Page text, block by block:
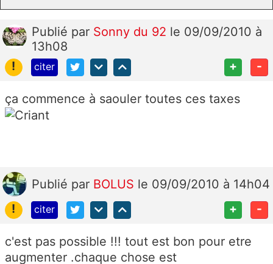
Publié par Sonny du 92 le 09/09/2010 à
13h08
!
citer + -
ça commence à saouler toutes ces taxes
Publié par BOLUS le 09/09/2010 à 14h04
!
citer + -
c'est pas possible !!! tout est bon pour etre
augmenter .chaque chose est